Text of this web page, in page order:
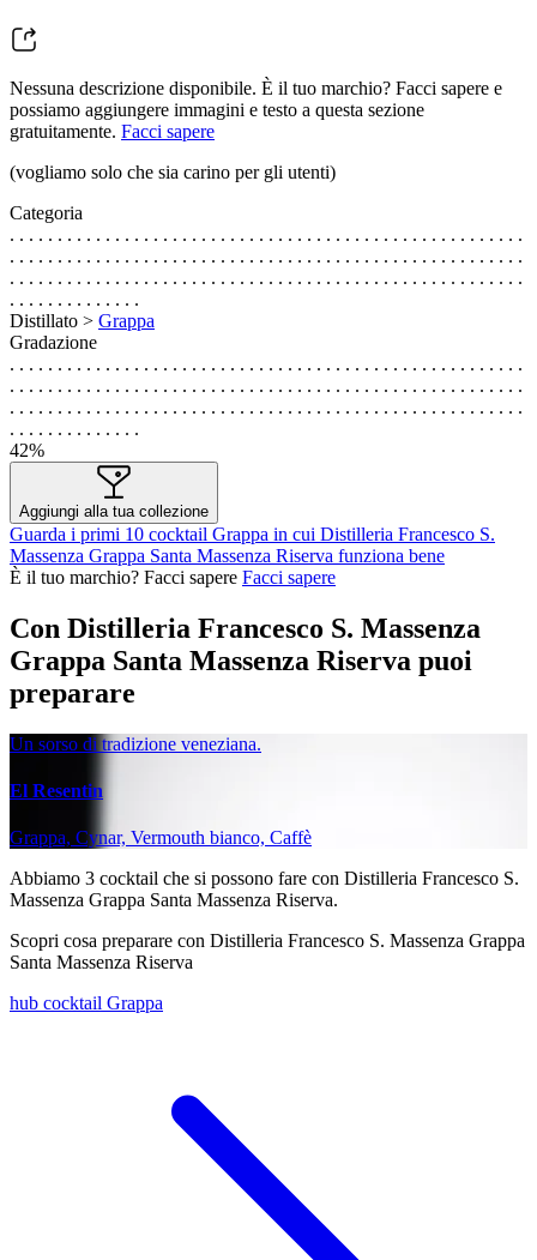
Nessuna descrizione disponibile. È il tuo marchio? Facci sapere e
possiamo aggiungere immagini e testo a questa sezione
gratuitamente. Facci sapere
(vogliamo solo che sia carino per gli utenti)
Categoria
. . . . . . . . . . . . . . . . . . . . . . . . . . . . . . . . . . . . . . . . . . . . . . . . . . . . . .
. . . . . . . . . . . . . . . . . . . . . . . . . . . . . . . . . . . . . . . . . . . . . . . . . . . . . .
. . . . . . . . . . . . . . . . . . . . . . . . . . . . . . . . . . . . . . . . . . . . . . . . . . . . . .
. . . . . . . . . . . . . .
Distillato > Grappa
Gradazione
. . . . . . . . . . . . . . . . . . . . . . . . . . . . . . . . . . . . . . . . . . . . . . . . . . . . . .
. . . . . . . . . . . . . . . . . . . . . . . . . . . . . . . . . . . . . . . . . . . . . . . . . . . . . .
. . . . . . . . . . . . . . . . . . . . . . . . . . . . . . . . . . . . . . . . . . . . . . . . . . . . . .
. . . . . . . . . . . . . .
42%
Aggiungi alla tua collezione
Guarda i primi 10 cocktail Grappa in cui Distilleria Francesco S.
Massenza Grappa Santa Massenza Riserva funziona bene
È il tuo marchio? Facci sapere Facci sapere
Con Distilleria Francesco S. Massenza
Grappa Santa Massenza Riserva puoi
preparare
Un sorso di tradizione veneziana.
El Resentin
Grappa, Cynar, Vermouth bianco, Caffè
Abbiamo 3 cocktail che si possono fare con Distilleria Francesco S.
Massenza Grappa Santa Massenza Riserva.
Scopri cosa preparare con Distilleria Francesco S. Massenza Grappa
Santa Massenza Riserva
hub cocktail Grappa